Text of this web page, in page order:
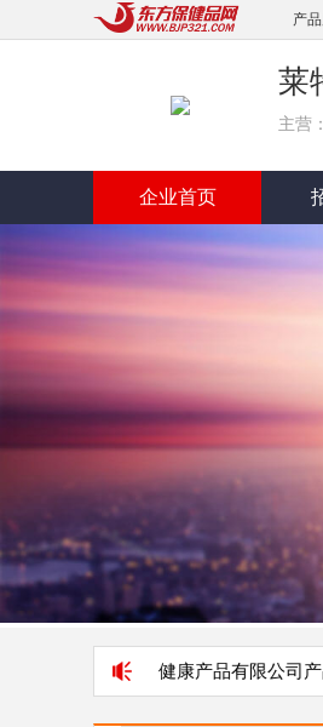
产
莱
主营
企业首页
健（深圳）健康产品有限公司产品正